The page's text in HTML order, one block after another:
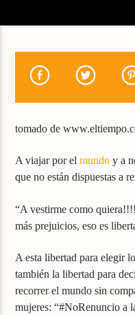
tomado de
A viajar por elmundo y a
que no están dispuestas a
“A vestirme como
más prejuicios, eso es
A esta libertad para elegir
también la libertad para
recorrer el mundo sin
mujeres: “#NoRenuncio a